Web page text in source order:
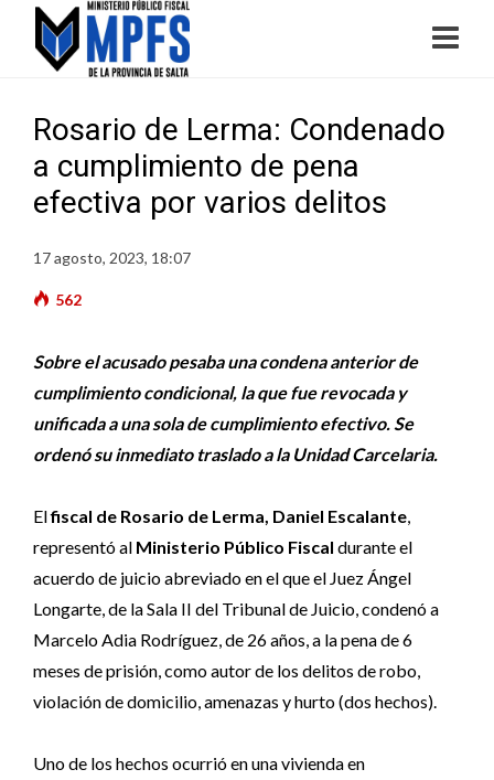
Rosario de Lerma: Condenado
a cumplimiento de pena
efectiva por varios delitos
17 agosto, 2023, 18:07
562
Sobre el acusado pesaba una condena anterior de
cumplimiento condicional, la que fue revocada y
unificada a una sola de cumplimiento efectivo. Se
ordenó su inmediato traslado a la Unidad Carcelaria.
Elfiscal de Rosario de Lerma, Daniel Escalante,
representó al Ministerio Público Fiscal durante el
acuerdo de juicio abreviado en el que el Juez Ángel
Longarte, de la Sala II del Tribunal de Juicio, condenó a
Marcelo Adia Rodríguez, de 26 años, a la pena de 6
meses de prisión, como autor de los delitos de robo,
violación de domicilio, amenazas y hurto (dos hechos).
Uno de los hechos ocurrió en una vivienda en